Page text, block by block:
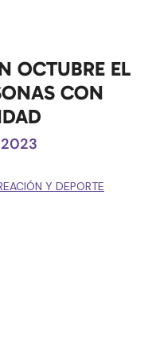
OCTUBRE EL
CON
2023
Y DEPORTE